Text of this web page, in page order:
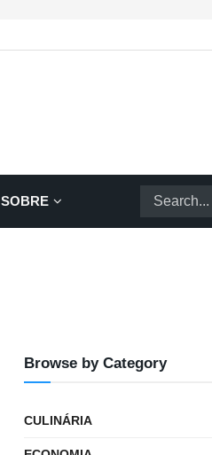
SOBRE
Browse by Category
CULINÁRIA